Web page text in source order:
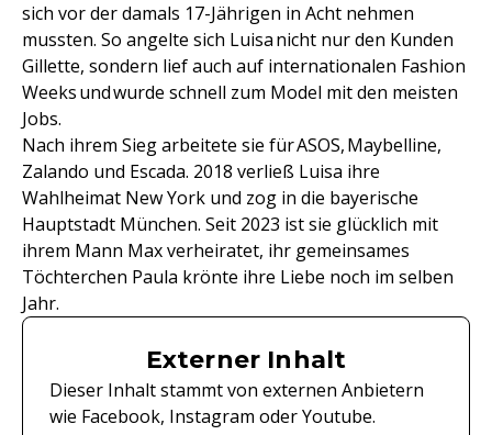
sich vor der damals 17-Jährigen in Acht nehmen
mussten. So angelte sich Luisa nicht nur den Kunden
Gillette, sondern lief auch auf internationalen Fashion
Weeks und wurde schnell zum Model mit den meisten
Jobs.
Nach ihrem Sieg arbeitete sie für ASOS, Maybelline,
Zalando und Escada. 2018 verließ Luisa ihre
Wahlheimat New York und zog in die bayerische
Hauptstadt München. Seit 2023 ist sie glücklich mit
ihrem Mann Max verheiratet, ihr gemeinsames
Töchterchen Paula krönte ihre Liebe noch im selben
Jahr.
Externer Inhalt
Dieser Inhalt stammt von externen Anbietern
wie Facebook, Instagram oder Youtube.